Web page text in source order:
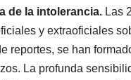
de la intolerancia. Las
y extraoficiales
reportes, se han
La profunda